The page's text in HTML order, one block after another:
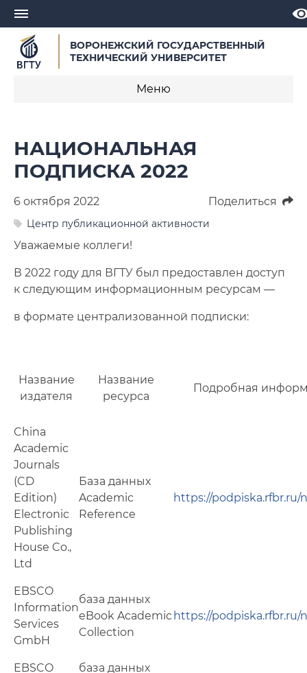
ВОРОНЕЖСКИЙ ГОСУДАРСТВЕННЫЙ
ТЕХНИЧЕСКИЙ УНИВЕРСИТЕТ
Меню
Объявления
Выступления, доклады, интервью
Календарь мероприятий
Корпоративные издания
Фото
Анкеты и опросы
НАЦИОНАЛЬНАЯ
ПОДПИСКА 2022
6 октября 2022 Поделиться
Центр публикационной активности
Уважаемые коллеги!
В 2022 году для ВГТУ был предоставлен доступ
к следующим информационным ресурсам —
в формате централизованной подписки:
Название
издателя
Название
ресурса
Подробная
China
Academic
Journals
(CD
Edition)
Electronic
Publishing
House Co.,
Ltd
База данных
Academic
Reference
https://podpiska.rfbr.ru/
EBSCO
Information
Services
GmbH
база данных
eBook Academic
Collection
https://podpiska.rfbr.ru/
EBSCO
база данных